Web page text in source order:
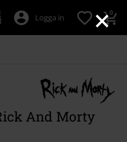
×
Logga in 0
And Morty